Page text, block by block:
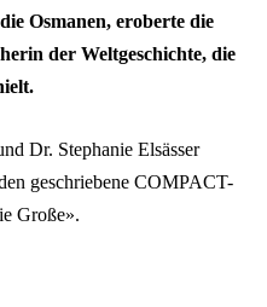
Osmanen, eroberte die
der Weltgeschichte, die
Dr. Stephanie Elsässer
geschriebene COMPACT-
Große».